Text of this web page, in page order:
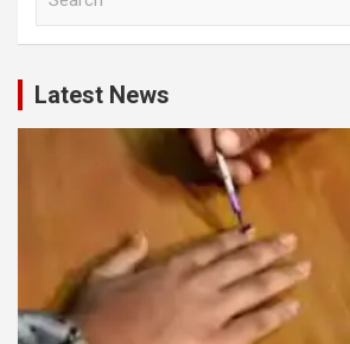
c
h
Latest News